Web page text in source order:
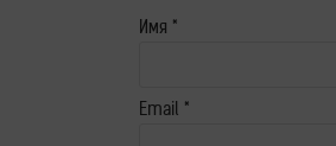
Имя *
Email *